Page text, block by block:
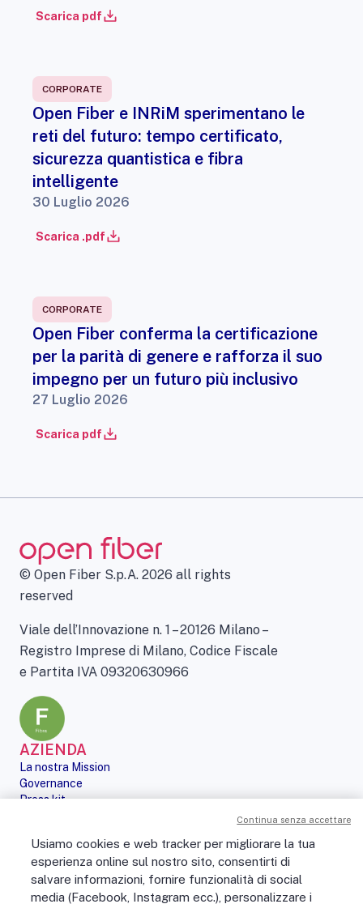
Scarica pdf
CORPORATE
Open Fiber e INRiM sperimentano le
reti del futuro: tempo certificato,
sicurezza quantistica e fibra
intelligente
30 Luglio 2026
Scarica .pdf
CORPORATE
Open Fiber conferma la certificazione
per la parità di genere e rafforza il suo
impegno per un futuro più inclusivo
27 Luglio 2026
Scarica pdf
© Open Fiber S.p.A. 2026 all rights
reserved
Viale dell’Innovazione n. 1 – 20126 Milano –
Registro Imprese di Milano, Codice Fiscale
e Partita IVA 09320630966
AZIENDA
La nostra Mission
Governance
Press kit
Digital Services Act
PERSONE
No Fibra? No Party!
Posizioni aperte
Usiamo cookies e web tracker per migliorare la tua
esperienza online sul nostro sito, consentirti di
salvare informazioni, fornire funzionalità di social
media (Facebook, Instagram ecc.), personalizzare i
Continua senza accettare